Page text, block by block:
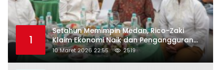
1
Setahun Memimpin Medan, Rico-Zaki
Klaim Ekonomi Naik dan Pengangguran
Turun
10 Maret 2026 22:55 2519